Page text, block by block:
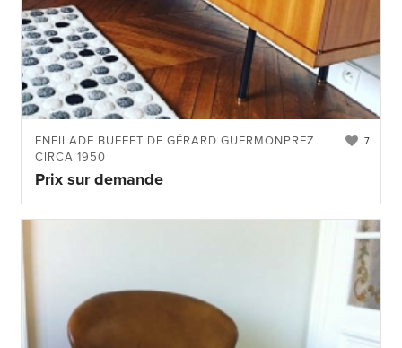
7
ENFILADE BUFFET DE GÉRARD GUERMONPREZ
CIRCA 1950
Prix sur demande